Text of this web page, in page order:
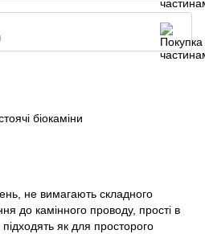
біокаміни
не вимагають складного
до камінного проводу, прості в
як для просторого